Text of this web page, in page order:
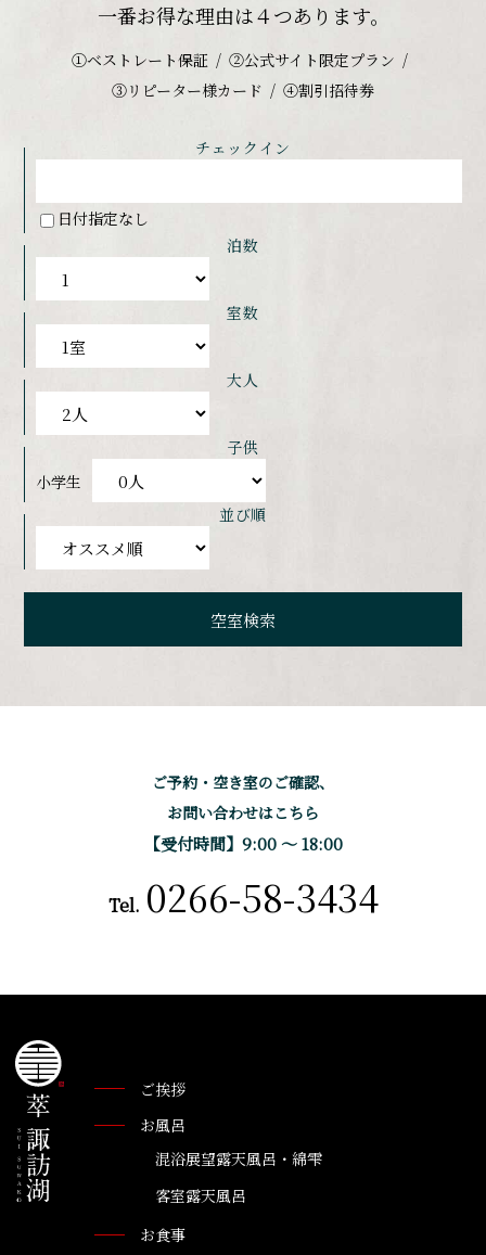
一番お得な理由は４つあります。
①ベストレート保証
②公式サイト限定プラン
③リピーター様カード
④割引招待券
チェックイン
日付指定なし
泊数
室数
大人
子供
小学生
並び順
ご予約・空き室のご確認、
お問い合わせはこちら
【受付時間】9:00 〜 18:00
Tel. 0266-58-3434
ご挨拶
お風呂
混浴展望露天風呂・綿雫
客室露天風呂
お食事